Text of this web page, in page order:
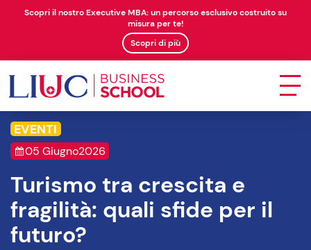
Scopri il nostro Executive MBA: un percorso esclusivo costruito su
misura per te!
Scopri di più
EVENTI
05 Giugno2026
Turismo tra crescita e
fragilità: quali sfide per il
futuro?